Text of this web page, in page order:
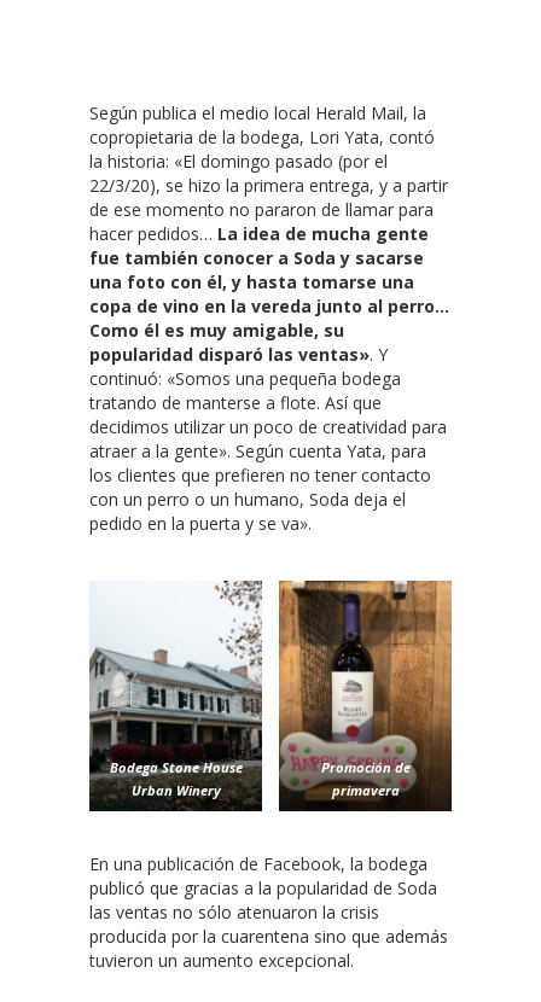
Según publica el medio local Herald Mail, la
copropietaria de la bodega, Lori Yata, contó
la historia: «El domingo pasado (por el
22/3/20), se hizo la primera entrega, y a partir
de ese momento no pararon de llamar para
hacer pedidos… La idea de mucha gente
fue también conocer a Soda y sacarse
una foto con él, y hasta tomarse una
copa de vino en la vereda junto al perro…
Como él es muy amigable, su
popularidad disparó las ventas». Y
continuó: «Somos una pequeña bodega
tratando de manterse a flote. Así que
decidimos utilizar un poco de creatividad para
atraer a la gente». Según cuenta Yata, para
los clientes que prefieren no tener contacto
con un perro o un humano, Soda deja el
pedido en la puerta y se va».
Bodega Stone House
Urban Winery
Promoción de
primavera
En una publicación de Facebook, la bodega
publicó que gracias a la popularidad de Soda
las ventas no sólo atenuaron la crisis
producida por la cuarentena sino que además
tuvieron un aumento excepcional.